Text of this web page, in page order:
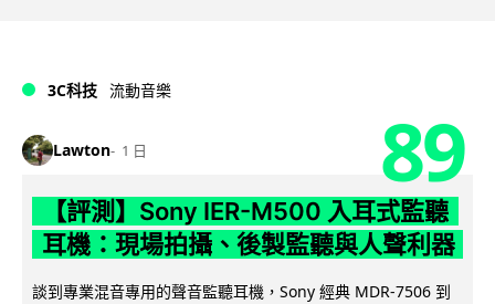
3C科技 流動音樂
Lawton 1 日 89
【評測】Sony IER-M500 入耳式監聽
耳機：現場拍攝、後製監聽與人聲利器
談到專業混音專用的聲音監聽耳機，Sony 經典 MDR-7506 到